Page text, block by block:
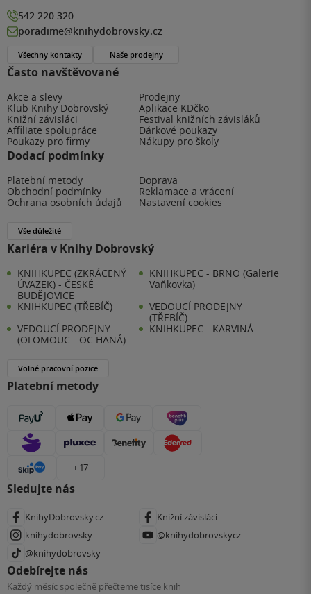
Často navštěvované
Akce a slevy
Prodejny
Klub Knihy Dobrovský
Aplikace KDčko
Knižní závisláci
Festival knižních závisláků
Affiliate spolupráce
Dárkové poukazy
Poukazy pro firmy
Nákupy pro školy
Dodací podmínky
Platební metody
Doprava
Obchodní podmínky
Reklamace a vrácení
Ochrana osobních údajů
Nastavení cookies
Vše důležité
Kariéra v Knihy Dobrovský
KNIHKUPEC (ZKRÁCENÝ
ÚVAZEK) - ČESKÉ
BUDĚJOVICE
KNIHKUPEC - BRNO (Galerie
Vaňkovka)
KNIHKUPEC (TŘEBÍČ)
VEDOUCÍ PRODEJNY
(TŘEBÍČ)
VEDOUCÍ PRODEJNY
(OLOMOUC - OC HANÁ)
KNIHKUPEC - KARVINÁ
Volné pracovní pozice
Platební metody
+ 17
Sledujte nás
KnihyDobrovsky.cz
Knižní závisláci
knihydobrovsky
@knihydobrovskycz
@knihydobrovsky
Odebírejte nás
Každý měsíc společně přečteme tisíce knih
542 220 320
poradime@knihydobrovsky.cz
Všechny kontakty Naše prodejny